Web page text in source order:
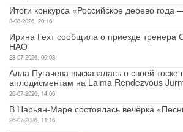
Итоги конкурса «Российское дерево года
3-08-2026, 20:16
Ирина Гехт сообщила о приезде тренера
НАО
28-07-2026, 09:03
Алла Пугачева высказалась о своей тоске
аплодисментам на Laima Rendezvous
26-07-2026, 14:06
В Нарьян-Маре состоялась вечёрка
26-07-2026, 11:16